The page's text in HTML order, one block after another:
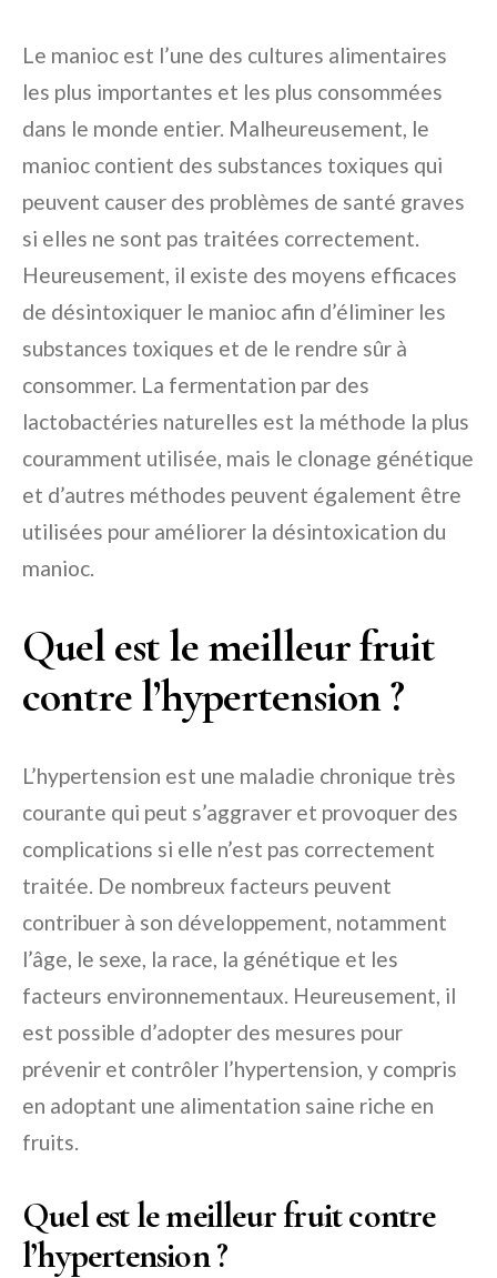
Le manioc est l’une des cultures alimentaires
les plus importantes et les plus consommées
dans le monde entier. Malheureusement, le
manioc contient des substances toxiques qui
peuvent causer des problèmes de santé graves
si elles ne sont pas traitées correctement.
Heureusement, il existe des moyens efficaces
de désintoxiquer le manioc afin d’éliminer les
substances toxiques et de le rendre sûr à
consommer. La fermentation par des
lactobactéries naturelles est la méthode la plus
couramment utilisée, mais le clonage génétique
et d’autres méthodes peuvent également être
utilisées pour améliorer la désintoxication du
manioc.
Quel est le meilleur fruit
contre l’hypertension ?
L’hypertension est une maladie chronique très
courante qui peut s’aggraver et provoquer des
complications si elle n’est pas correctement
traitée. De nombreux facteurs peuvent
contribuer à son développement, notamment
l’âge, le sexe, la race, la génétique et les
facteurs environnementaux. Heureusement, il
est possible d’adopter des mesures pour
prévenir et contrôler l’hypertension, y compris
en adoptant une alimentation saine riche en
fruits.
Quel est le meilleur fruit contre
l’hypertension ?